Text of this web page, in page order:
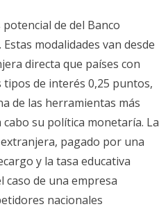
de del Banco
modalidades van desde
directa que países con
de interés 0,25 puntos,
de las herramientas más
su política monetaría. La
pagado por una
y la tasa educativa
caso de una empresa
nacionales